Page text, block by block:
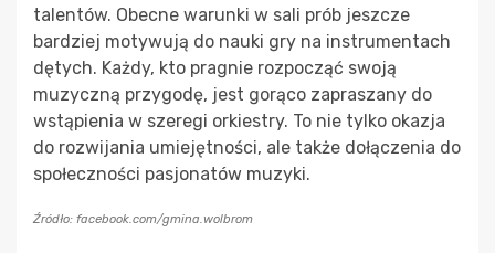
talentów. Obecne warunki w sali prób jeszcze
bardziej motywują do nauki gry na instrumentach
dętych. Każdy, kto pragnie rozpocząć swoją
muzyczną przygodę, jest gorąco zapraszany do
wstąpienia w szeregi orkiestry. To nie tylko okazja
do rozwijania umiejętności, ale także dołączenia do
społeczności pasjonatów muzyki.
Źródło: facebook.com/gmina.wolbrom